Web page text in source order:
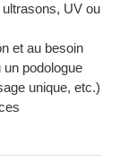
UV ou
et au besoin
podologue
unique, etc.)